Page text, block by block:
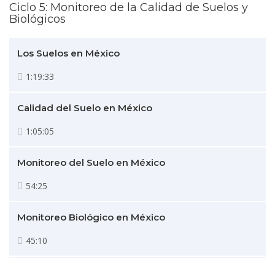
Ciclo 5: Monitoreo de la Calidad de Suelos y
Biológicos
Los Suelos en México
1:19:33
Calidad del Suelo en México
1:05:05
Monitoreo del Suelo en México
54:25
Monitoreo Biológico en México
45:10